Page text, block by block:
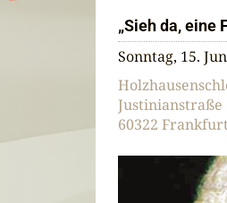
„Sieh da, eine
Sonntag, 15.
Justinianstraße
60322